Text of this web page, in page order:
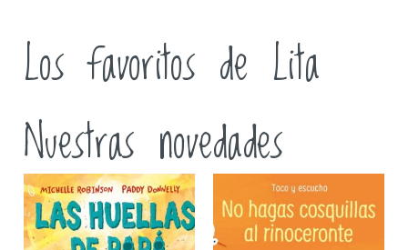
Los favoritos de Lita
Nuestras novedades